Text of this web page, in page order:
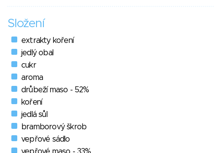
Složení
extrakty koření
jedlý obal
cukr
aroma
drůbeží maso - 52%
koření
jedlá sůl
bramborový škrob
vepřové sádlo